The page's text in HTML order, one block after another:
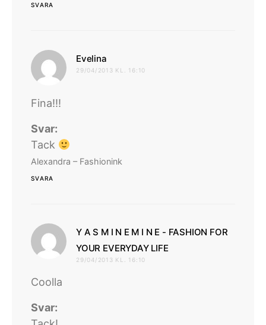
SVARA
Evelina
29/04/2013 KL. 16:10
Fina!!!
Svar:
Tack
Alexandra – Fashionink
SVARA
Y A S M I N E M I N E - FASHION FOR
YOUR EVERYDAY LIFE
29/04/2013 KL. 16:10
Coolla
Svar: